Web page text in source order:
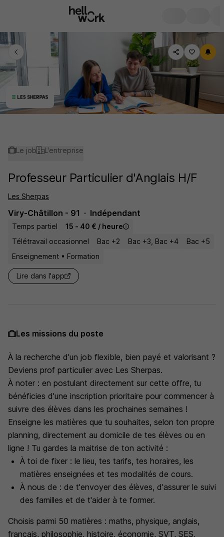
Le job L'entreprise
Professeur Particulier d'Anglais H/F
Les Sherpas
Viry-Châtillon - 91 Indépendant
Temps partiel
15 - 40 € / heure
Télétravail occasionnel
Bac +2 Bac +3, Bac +4
Bac +5
Enseignement • Formation
Lire dans l'app
Les missions du poste
À la recherche d'un job flexible, bien payé et valorisant ?
Deviens prof particulier avec Les Sherpas.
À noter : en postulant directement sur cette offre, tu
bénéficies d'une inscription prioritaire pour commencer à
suivre des élèves dans les prochaines semaines !
Enseigne les matières que tu souhaites, selon ton propre
planning, directement au domicile de tes élèves ou en
ligne ! Tu gardes la maitrise de ton activité :
À toi de fixer : le lieu, tes tarifs, tes horaires, les
matières enseignées et tes modalités de cours.
À nous de : de t'envoyer des élèves, d'assurer le suivi
des familles et de t'aider à te former.
Choisis parmi 50 matières : maths, physique, anglais,
français, philosophie, histoire, économie, SVT, SES,